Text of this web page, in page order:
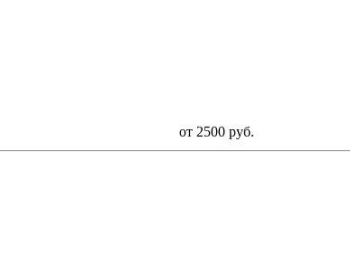
от 2500 руб.